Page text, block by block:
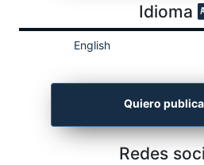
Idioma
English
Quiero
Redes